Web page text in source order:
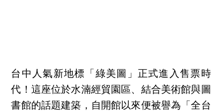
台中人氣新地標「綠美圖」正式進入售票時
代！這座位於水湳經貿園區、結合美術館與圖
書館的話題建築，自開館以來便被譽為「全台